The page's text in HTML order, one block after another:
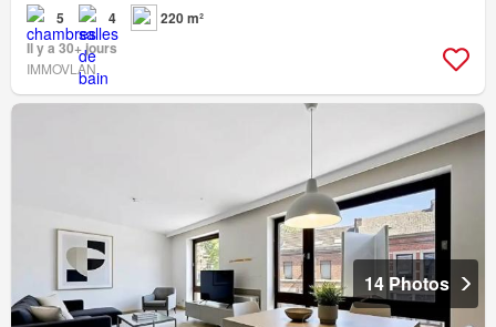
5 4
220 m²
Il y a 30+ jours
IMMOVLAN
14 Photos